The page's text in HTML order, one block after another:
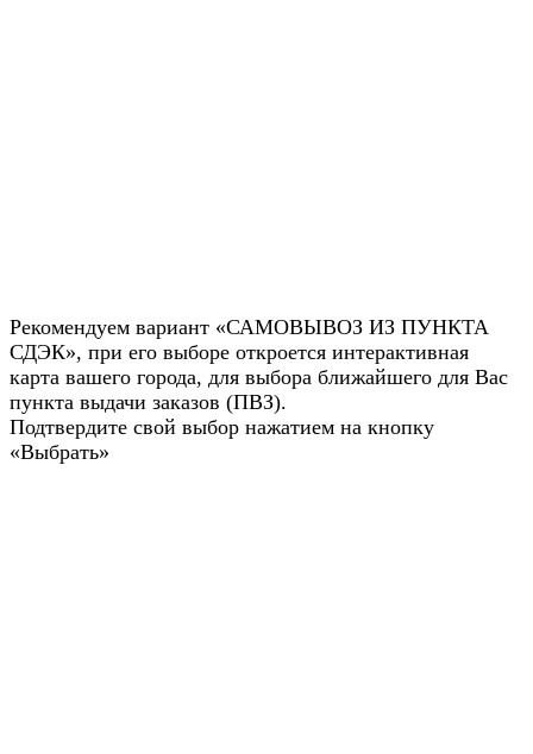
Рекомендуем вариант «САМОВЫВОЗ ИЗ ПУНКТА
СДЭК», при его выборе откроется интерактивная
карта вашего города, для выбора ближайшего для Вас
пункта выдачи заказов (ПВЗ).
Подтвердите свой выбор нажатием на кнопку
«Выбрать»